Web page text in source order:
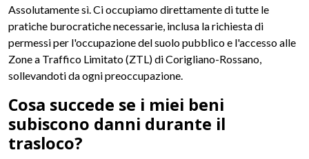
Assolutamente sì. Ci occupiamo direttamente di tutte le
pratiche burocratiche necessarie, inclusa la richiesta di
permessi per l'occupazione del suolo pubblico e l'accesso alle
Zone a Traffico Limitato (ZTL) di Corigliano-Rossano,
sollevandoti da ogni preoccupazione.
Cosa succede se i miei beni
subiscono danni durante il
trasloco?